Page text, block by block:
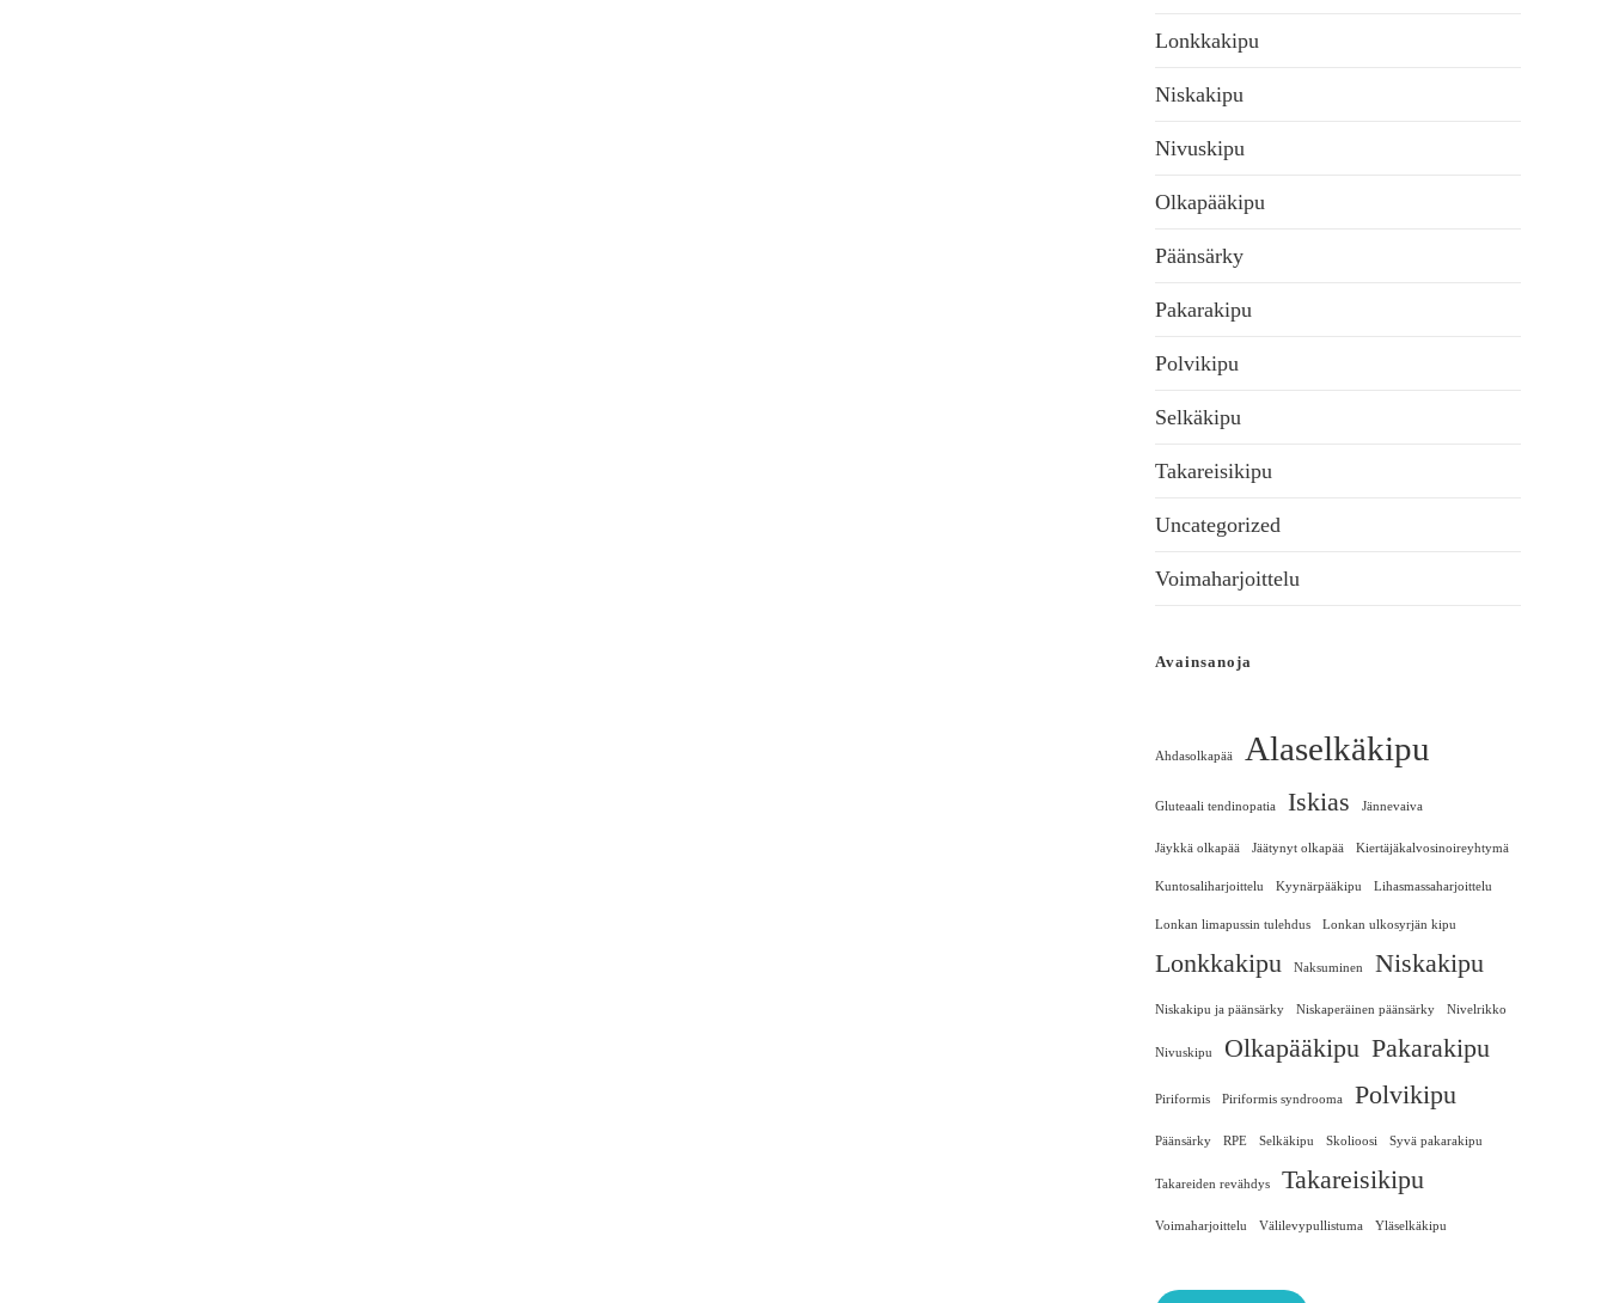
Lonkkakipu
Niskakipu
Nivuskipu
Olkapääkipu
Päänsärky
Pakarakipu
Polvikipu
Selkäkipu
Takareisikipu
Uncategorized
Voimaharjoittelu
Avainsanoja
Ahdasolkapää Alaselkäkipu
Gluteaali tendinopatia Iskias Jännevaiva
Jäykkä olkapää Jäätynyt olkapää Kiertäjäkalvosinoireyhtymä
Kuntosaliharjoittelu Kyynärpääkipu Lihasmassaharjoittelu
Lonkan limapussin tulehdus Lonkan ulkosyrjän kipu
Lonkkakipu Naksuminen Niskakipu
Niskakipu ja päänsärky Niskaperäinen päänsärky Nivelrikko
Nivuskipu Olkapääkipu Pakarakipu
Piriformis Piriformis syndrooma Polvikipu
Päänsärky RPE Selkäkipu Skolioosi Syvä pakarakipu
Takareiden revähdys Takareisikipu
Voimaharjoittelu Välilevypullistuma Yläselkäkipu